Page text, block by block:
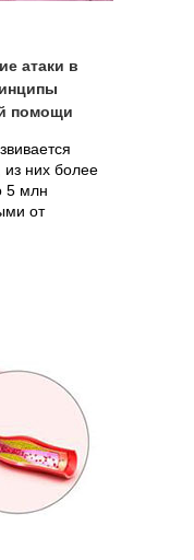
атаки в
помощи
них более
5 млн
от